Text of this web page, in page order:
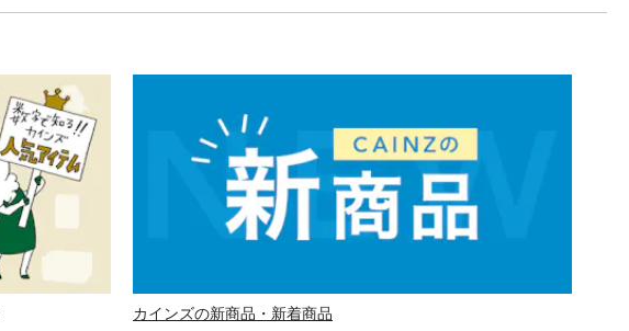
カインズの新商品・新着商品